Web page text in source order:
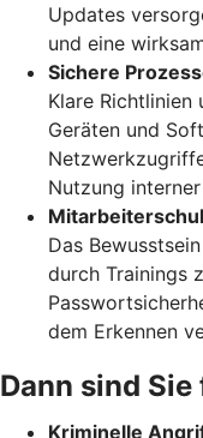
Updates
und eine
Sichere
Klare
Geräten und
Nutzung
Das
durch Trainings
dem Erkennen
Dann sind
Kriminelle